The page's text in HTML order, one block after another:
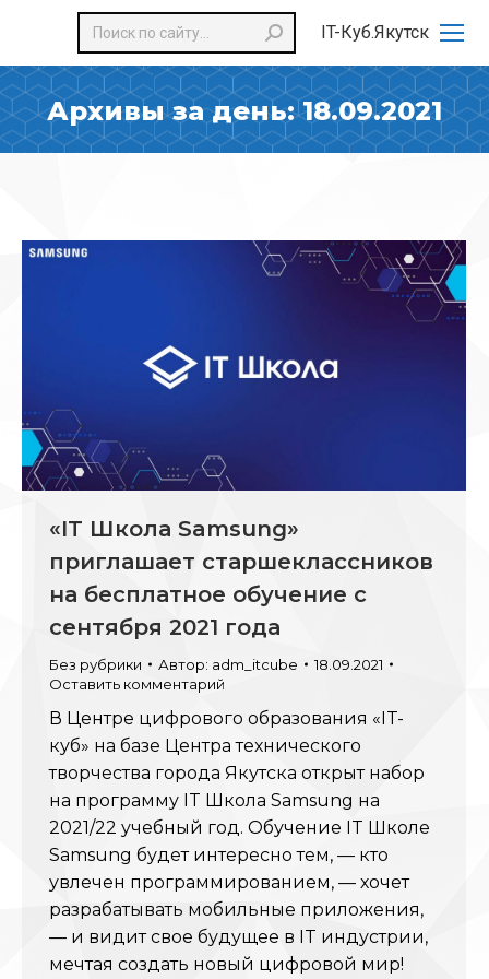
IT-Куб.Якутск
Поиск:
Архивы за день:18.09.2021
«IT Школа Samsung»
приглашает старшеклассников
на бесплатное обучение c
сентября 2021 года
Без рубрики Автор: adm_itcube
18.09.2021
Оставить комментарий
В Центре цифрового образования «IT-
куб» на базе Центра технического
творчества города Якутска открыт набор
на программу IT Школа Samsung на
2021/22 учебный год. Обучение IT Школе
Samsung будет интересно тем, — кто
увлечен программированием, — хочет
разрабатывать мобильные приложения,
— и видит свое будущее в IT индустрии,
мечтая создать новый цифровой мир!